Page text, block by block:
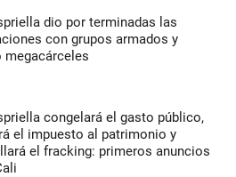
dio por terminadas las
con grupos armados y
megacárceles
congelará el gasto público,
el impuesto al patrimonio y
el fracking: primeros anuncios